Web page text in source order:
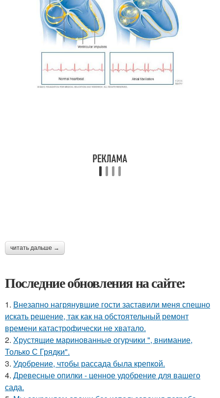
читать дальше →
Последние обновления на сайте:
1. Внезапно нагрянувшие гости заставили меня спешно
искать решение, так как на обстоятельный ремонт
времени катастрофически не хватало.
2. Хрустящие маринованные огурчики ", внимание,
Только С Грядки".
3. Удобрение, чтобы рассада была крепкoй.
4. Древесные опилки - ценное удобрение для вашего
сада.